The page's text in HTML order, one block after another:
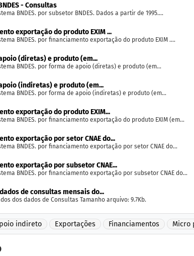
- Consultas
BNDES. por subsetor BNDES. Dados a partir de 1995....
exportação do produto EXIM ...
BNDES. por financiamento exportação do produto EXIM ....
(diretas) e produto (em...
BNDES. por forma de apoio (diretas) e produto (em...
(indiretas) e produto (em...
BNDES. por forma de apoio (indiretas) e produto (em...
exportação do produto EXIM...
BNDES. por financiamento exportação do produto EXIM (em...
exportação por setor CNAE do...
BNDES. por financiamento exportação por setor CNAE do...
exportação por subsetor CNAE...
BNDES. por financiamento exportação por subsetor CNAE do...
de consultas mensais do...
dos dados de Consultas Tamanho arquivo: 9.7Kb.
indireto Exportações Financiamentos Micro